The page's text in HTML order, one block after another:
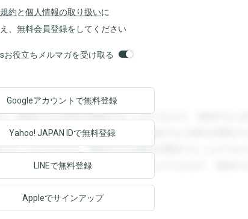
約と個人情報の取り扱いに
、無料会員登録をしてください
お役立ちメルマガを受け取る
。登録すると回答を閲覧することができます。登録すると回
回答を閲覧することができます。登録すると回答を閲覧する
ることができます。登録すると回答を閲覧することができま
ます。登録すると回答を閲覧することができます。登録する
Googleアカウントで無料登録
Yahoo! JAPAN IDで無料登録
LINEで無料登録
Appleでサインアップ